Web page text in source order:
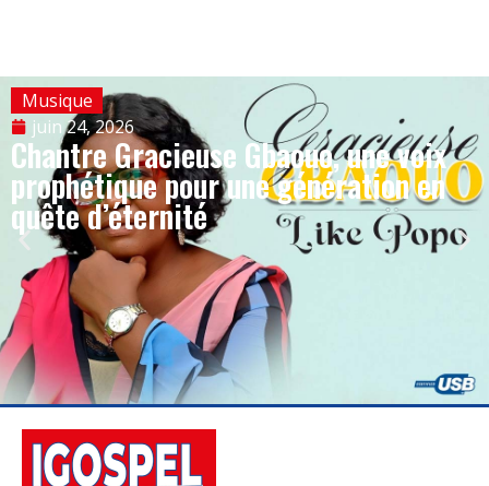
Musique
juin 24, 2026
Chantre Gracieuse Gbaouo, une voix
prophétique pour une génération en
quête d’éternité